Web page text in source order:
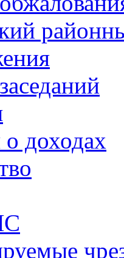
доходах